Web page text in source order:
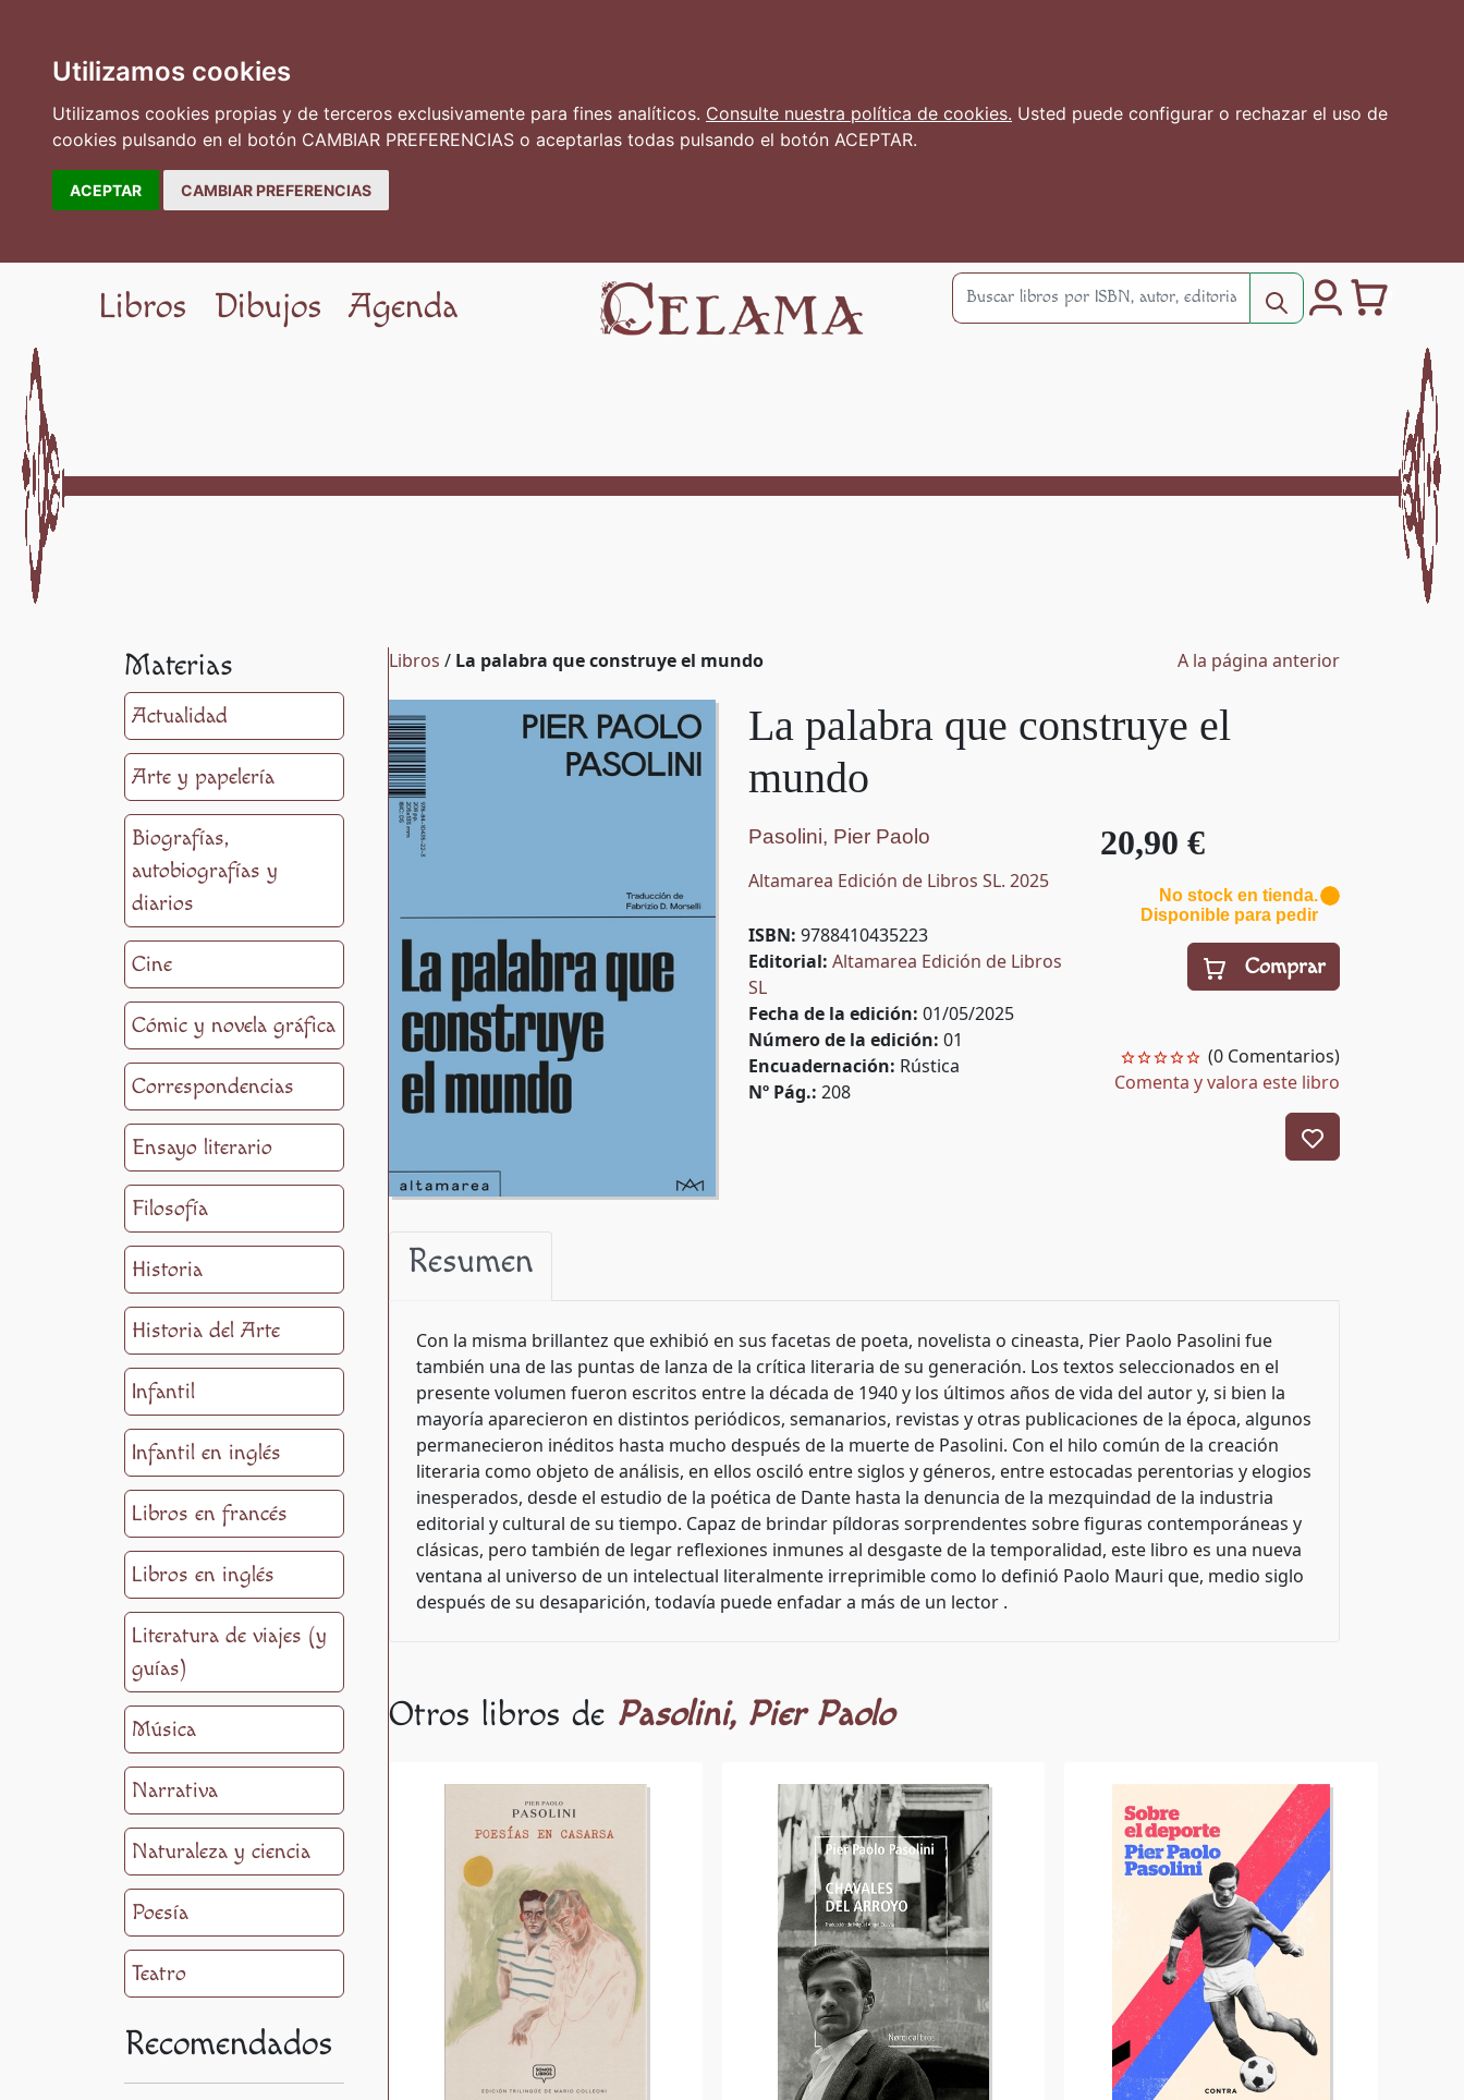
Utilizamos cookies
Utilizamos cookies propias y de terceros exclusivamente para fines analíticos. Consulte nuestra política de cookies. Usted puede configurar o rechazar el uso de
cookies pulsando en el botón CAMBIAR PREFERENCIAS o aceptarlas todas pulsando el botón ACEPTAR.
ACEPTAR CAMBIAR PREFERENCIAS
Libros Dibujos Agenda 0
Materias
Actualidad
Arte y papelería
Biografías,
autobiografías y
diarios
Cine
Cómic y novela gráfica
Correspondencias
Ensayo literario
Filosofía
Historia
Historia del Arte
Infantil
Infantil en inglés
Libros en francés
Libros en inglés
Literatura de viajes (y
guías)
Música
Narrativa
Naturaleza y ciencia
Poesía
Teatro
Recomendados
Libros / La palabra que construye el mundo A la página anterior
La palabra que construye el
mundo
Pasolini, Pier Paolo
Altamarea Edición de Libros SL. 2025
20,90 €
No stock en tienda.
Disponible para pedir
Comprar
(0 Comentarios)
Comenta y valora este libro
ISBN:9788410435223
Editorial:Altamarea Edición de Libros
SL
Fecha de la edición:01/05/2025
Número de la edición:01
Encuadernación: Rústica
Nº Pág.:208
Resumen
Con la misma brillantez que exhibió en sus facetas de poeta, novelista o cineasta, Pier Paolo Pasolini fue
también una de las puntas de lanza de la crítica literaria de su generación. Los textos seleccionados en el
presente volumen fueron escritos entre la década de 1940 y los últimos años de vida del autor y, si bien la
mayoría aparecieron en distintos periódicos, semanarios, revistas y otras publicaciones de la época, algunos
permanecieron inéditos hasta mucho después de la muerte de Pasolini. Con el hilo común de la creación
literaria como objeto de análisis, en ellos osciló entre siglos y géneros, entre estocadas perentorias y elogios
inesperados, desde el estudio de la poética de Dante hasta la denuncia de la mezquindad de la industria
editorial y cultural de su tiempo. Capaz de brindar píldoras sorprendentes sobre figuras contemporáneas y
clásicas, pero también de legar reflexiones inmunes al desgaste de la temporalidad, este libro es una nueva
ventana al universo de un intelectual literalmente irreprimible como lo definió Paolo Mauri que, medio siglo
después de su desaparición, todavía puede enfadar a más de un lector .
Otros libros de Pasolini, Pier Paolo